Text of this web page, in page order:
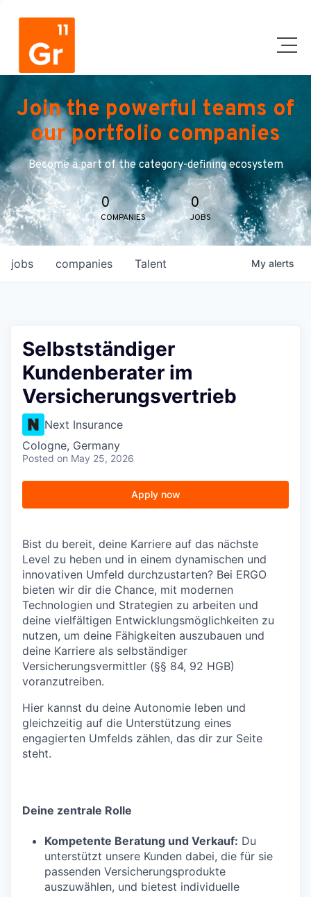
Join the powerful teams of
our portfolio companies
Become a part of the category-defining ecosystem
0
COMPANIES
0
JOBS
jobs companies Talent My alerts
Selbstständiger
Kundenberater im
Versicherungsvertrieb
Next Insurance
Cologne, Germany
Posted on May 25, 2026
Apply now
Bist du bereit, deine Karriere auf das nächste
Level zu heben und in einem dynamischen und
innovativen Umfeld durchzustarten? Bei ERGO
bieten wir dir die Chance, mit modernen
Technologien und Strategien zu arbeiten und
deine vielfältigen Entwicklungsmöglichkeiten zu
nutzen, um deine Fähigkeiten auszubauen und
deine Karriere als selbständiger
Versicherungsvermittler (§§ 84, 92 HGB)
voranzutreiben.
Hier kannst du deine Autonomie leben und
gleichzeitig auf die Unterstützung eines
engagierten Umfelds zählen, das dir zur Seite
steht.
Deine zentrale Rolle
Kompetente Beratung und Verkauf: Du
unterstützt unsere Kunden dabei, die für sie
passenden Versicherungsprodukte
auszuwählen, und bietest individuelle